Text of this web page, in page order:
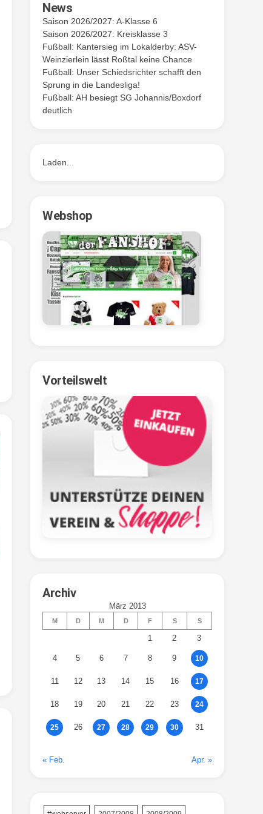
News
Saison 2026/2027: A-Klasse 6
Saison 2026/2027: Kreisklasse 3
Fußball: Kantersieg im Lokalderby: ASV-
Weinzierlein lässt Roßtal keine Chance
Fußball: Unser Schiedsrichter schafft den
Sprung in die Landesliga!
Fußball: AH besiegt SG Johannis/Boxdorf
deutlich
Laden...
Webshop
Vorteilswelt
Archiv
März 2013
M D M D F S S
1 2 3
4 5 6 7 8 9 10
11 12 13 14 15 16 17
18 19 20 21 22 23 24
25 26 27 28 29 30 31
« Feb. Apr. »